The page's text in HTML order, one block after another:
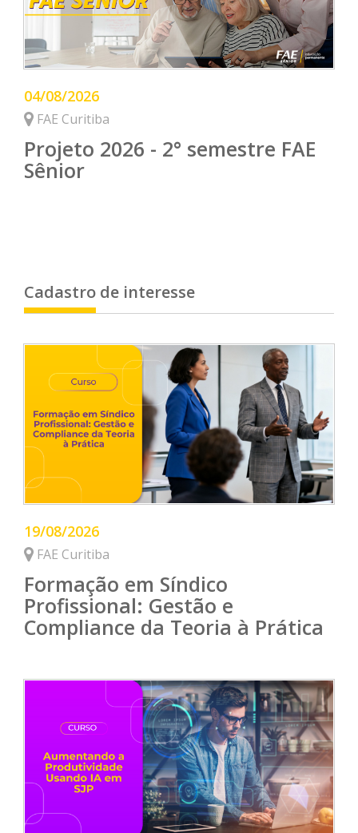
04/08/2026
FAE Curitiba
Projeto 2026 - 2° semestre FAE
Sênior
Cadastro de interesse
19/08/2026
FAE Curitiba
Formação em Síndico
Profissional: Gestão e
Compliance da Teoria à Prática